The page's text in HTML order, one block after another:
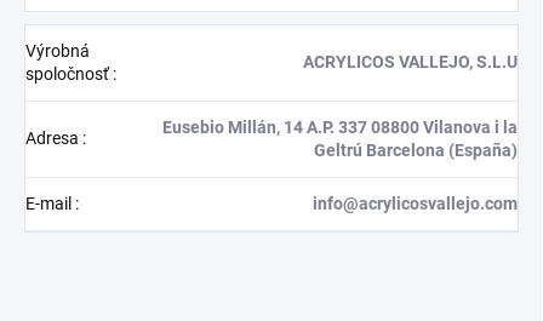
Výrobná
spoločnosť:
ACRYLICOS VALLEJO, S.L.U
Adresa :
Eusebio Millán, 14 A.P. 337 08800 Vilanova i la
Geltrú Barcelona (España)
E-mail : info@acrylicosvallejo.com